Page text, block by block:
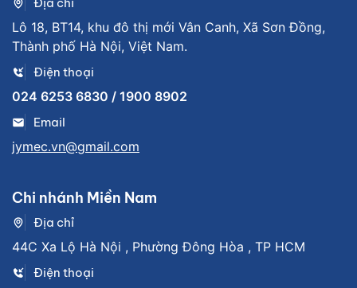
Lô 18, BT14, khu đô thị mới Vân Canh, Xã Sơn Đồng,
Thành phố Hà Nội, Việt Nam.
Điện thoại
024 6253 6830 / 1900 8902
Email
jymec.vn@gmail.com
Chi nhánh Miền Nam
Địa chỉ
44C Xa Lộ Hà Nội , Phường Đông Hòa , TP HCM
Điện thoại